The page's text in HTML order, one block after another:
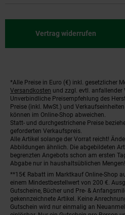
Vertrag widerrufen
Fußnoten
*Alle Preise in Euro (€) inkl. gesetzlicher
Versandkosten und zzgl. evtl. anfallender
Unverbindliche Preisempfehlung des
Preise (inkl. MwSt.) und
können im Online-Shop abweichen.
Statt- und durchgestrichene Preise
geforderten Verkaufspreis.
Alle Artikel solange der Vorrat reicht!
Abbildungen ähnlich. Die abgebildeten
begrenzten Angebots schon am ersten
Abgabe nur in haushaltsüblichen Mengen!
**15€ Rabatt im Marktkauf Online-Shop
einem Mindestbestellwert von 200 €.
Gutscheine, Bücher und Pre- &
gekennzeichnete Artikel. Keine
Gutschein wird nur einmalig an